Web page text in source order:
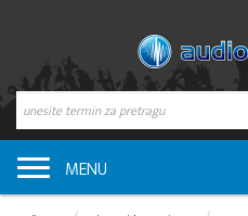
MENU